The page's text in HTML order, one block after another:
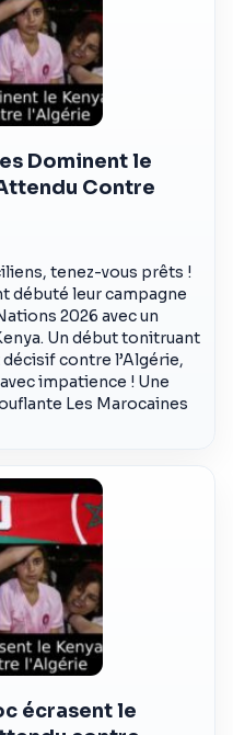
Dominent le
Contre
tenez-vous prêts !
débuté leur campagne
2026 avec un
Un début tonitruant
contre l’Algérie,
impatience ! Une
Les Marocaines
écrasent le